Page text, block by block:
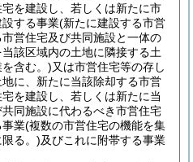
を建設し、若しくは新たに市
する事業(新たに建設する市営
営住宅及び共同施設と一体の
該区域内の土地に隣接する土
含む。)又は市営住宅等の存し
に、新たに当該除却する市営
を建設し、若しくは新たに当
同施設に代わるべき市営住宅
事業(複数の市営住宅の機能を集
る。)及びこれに附帯する事業